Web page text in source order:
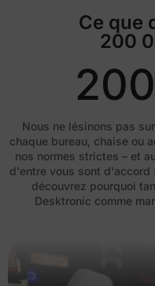
Ce que
200
Nous ne lésinons pas
chaque bureau, chaise ou
nos normes strictes – et
d'entre vous sont d'accord
découvrez pourquoi
Desktronic comme